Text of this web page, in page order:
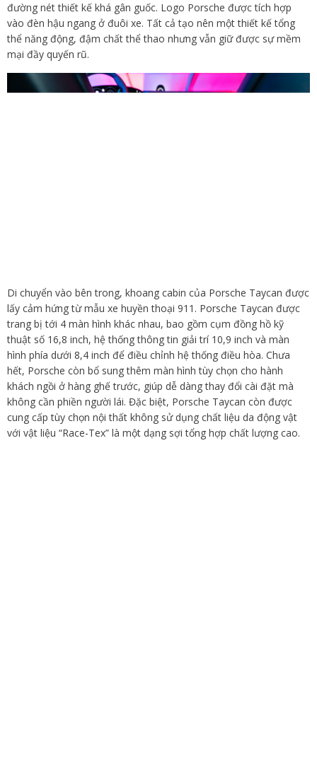
đường nét thiết kế khá gân guốc. Logo Porsche được tích hợp
vào đèn hậu ngang ở đuôi xe. Tất cả tạo nên một thiết kế tổng
thể năng động, đậm chất thể thao nhưng vẫn giữ được sự mềm
mại đầy quyến rũ.
Di chuyển vào bên trong, khoang cabin của Porsche Taycan được
lấy cảm hứng từ mẫu xe huyền thoại 911. Porsche Taycan được
trang bị tới 4 màn hình khác nhau, bao gồm cụm đồng hồ kỹ
thuật số 16,8 inch, hệ thống thông tin giải trí 10,9 inch và màn
hình phía dưới 8,4 inch để điều chỉnh hệ thống điều hòa. Chưa
hết, Porsche còn bổ sung thêm màn hình tùy chọn cho hành
khách ngồi ở hàng ghế trước, giúp dễ dàng thay đổi cài đặt mà
không cần phiền người lái. Đặc biệt, Porsche Taycan còn được
cung cấp tùy chọn nội thất không sử dụng chất liệu da động vật
với vật liệu “Race-Tex” là một dạng sợi tổng hợp chất lượng cao.